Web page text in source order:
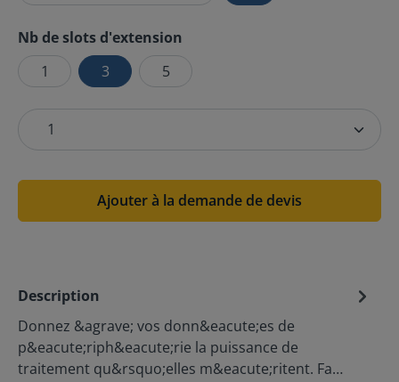
Nb de slots d'extension
1
3 5
Ajouter à la demande de devis
Description
Donnez &agrave; vos donn&eacute;es de
p&eacute;riph&eacute;rie la puissance de
traitement qu&rsquo;elles m&eacute;ritent. Fa…